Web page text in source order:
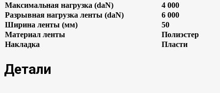
Максимальная нагрузка (daN)
4 000
Разрывная нагрузка ленты (daN)
6 000
Ширина ленты (мм)
50
Материал ленты
Полиэстер
Накладка
Пласти
Детали